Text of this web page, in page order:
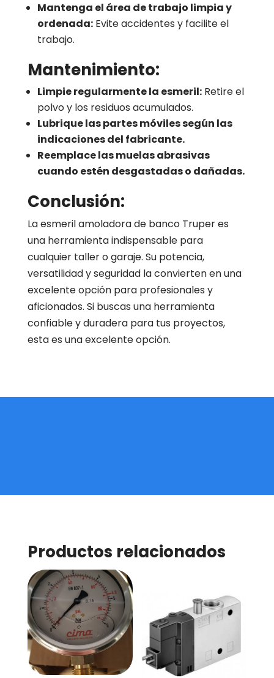
Mantenga el área de trabajo limpia y
ordenada:Evite accidentes y facilite el
trabajo.
Mantenimiento:
Limpie regularmente la esmeril:Retire el
polvo y los residuos acumulados.
Lubrique las partes móviles según las
indicaciones del fabricante.
Reemplace las muelas abrasivas
cuando estén desgastadas o dañadas.
Conclusión:
La esmeril amoladora de banco Truper es
una herramienta indispensable para
cualquier taller o garaje. Su potencia,
versatilidad y seguridad la convierten en una
excelente opción para profesionales y
aficionados. Si buscas una herramienta
confiable y duradera para tus proyectos,
esta es una excelente opción.
Productos relacionados